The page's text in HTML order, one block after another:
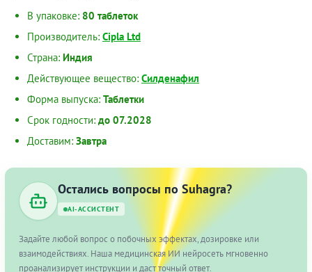
В упаковке: 80 таблеток
Производитель: Cipla Ltd
Страна: Индия
Действующее вещество: Силденафил
Форма выпуска: Таблетки
Срок годности: до 07.2028
Доставим: Завтра
Остались вопросы по Suhagra?
AI-АССИСТЕНТ
Задайте любой вопрос о побочных эффектах, дозировке или
взаимодействиях. Наша медицинская ИИ нейросеть мгновенно
проанализирует инструкции и даст точный ответ.